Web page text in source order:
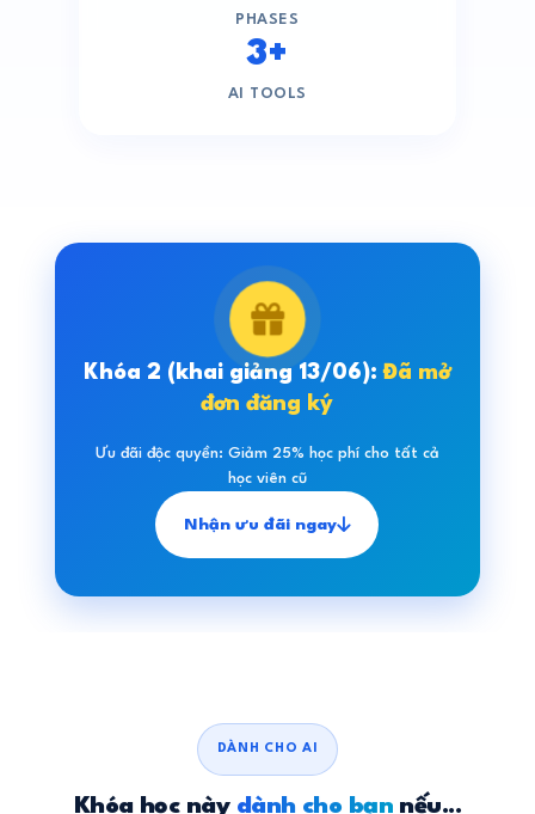
PHASES
3+
AI TOOLS
Khóa 2 (khai giảng 13/06):Đã mở
đơn đăng ký
Ưu đãi độc quyền: Giảm 25% học phí cho tất cả
học viên cũ
Nhận ưu đãi ngay
DÀNH CHO AI
Khóa học này dành cho bạn nếu...